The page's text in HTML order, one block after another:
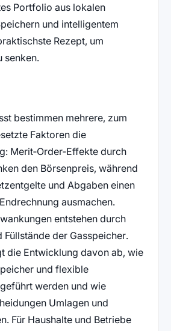
Portfolio aus lokalen
und intelligentem
Rezept, um
senken.
bestimmen mehrere, zum
Faktoren die
Merit‑Order‑Effekte durch
den Börsenpreis, während
und Abgaben einen
ausmachen.
entstehen durch
Füllstände der Gasspeicher.
die Entwicklung davon ab, wie
und flexible
werden und wie
Umlagen und
Für Haushalte und Betriebe